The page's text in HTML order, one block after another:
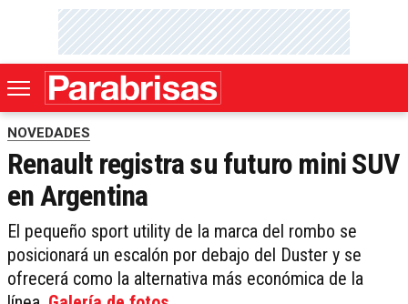
NOVEDADES
Renault registra su futuro mini SUV
en Argentina
El pequeño sport utility de la marca del rombo se
posicionará un escalón por debajo del Duster y se
ofrecerá como la alternativa más económica de la